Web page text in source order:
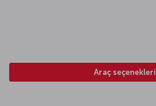
Araç